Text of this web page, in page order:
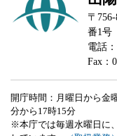
〒
番1号
電話
Fax：
開庁時間：月曜日から金
分から17時15分
※本庁では毎週水曜日に